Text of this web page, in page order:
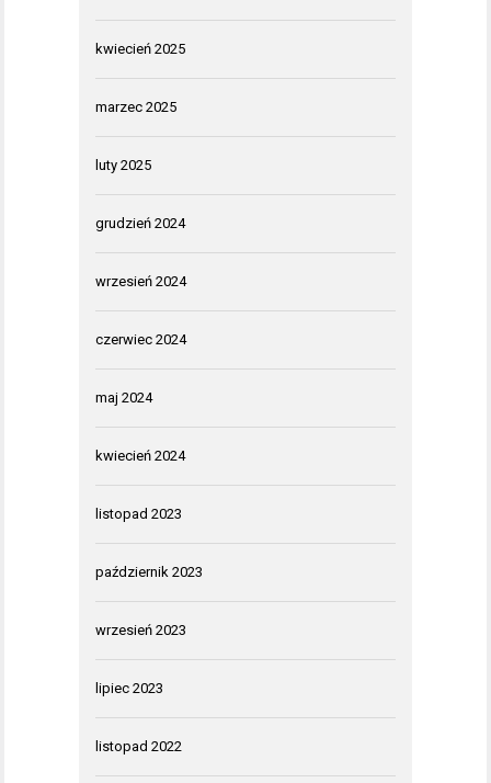
kwiecień 2025
marzec 2025
luty 2025
grudzień 2024
wrzesień 2024
czerwiec 2024
maj 2024
kwiecień 2024
listopad 2023
październik 2023
wrzesień 2023
lipiec 2023
listopad 2022